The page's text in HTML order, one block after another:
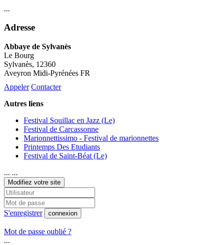
...
Adresse
Abbaye de Sylvanès
Le Bourg
Sylvanès, 12360
Aveyron Midi-Pyrénées FR
Appeler Contacter
Autres liens
Festival Souillac en Jazz (Le)
Festival de Carcassonne
Marionnettissimo - Festival de marionnettes
Printemps Des Etudiants
Festival de Saint-Béat (Le)
... ...
Modifiez votre site
S'enregistrer connexion
Mot de passe oublié ?
...